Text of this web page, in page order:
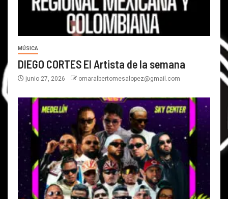
MÚSICA
DIEGO CORTES El Artista de la semana
junio 27, 2026 omaralbertomesalopez@gmail.com